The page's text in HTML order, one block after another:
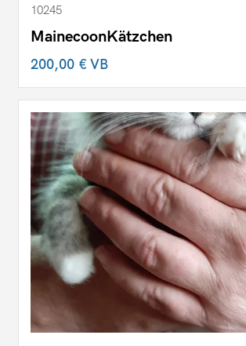
10245
MainecoonKätzchen
200,00 €VB